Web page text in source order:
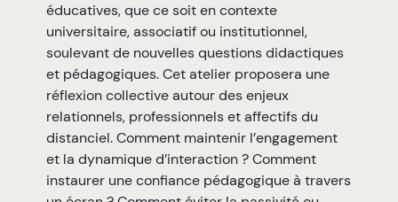
éducatives, que ce soit en contexte
universitaire, associatif ou institutionnel,
soulevant de nouvelles questions didactiques
et pédagogiques. Cet atelier proposera une
réflexion collective autour des enjeux
relationnels, professionnels et affectifs du
distanciel. Comment maintenir l’engagement
et la dynamique d’interaction ? Comment
instaurer une confiance pédagogique à travers